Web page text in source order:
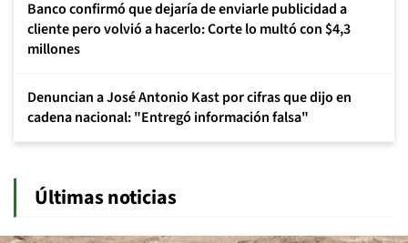
Banco confirmó que dejaría de enviarle publicidad a
cliente pero volvió a hacerlo: Corte lo multó con $4,3
millones
Denuncian a José Antonio Kast por cifras que dijo en
cadena nacional: "Entregó información falsa"
Últimas noticias